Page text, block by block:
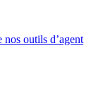
nos outils d’agent